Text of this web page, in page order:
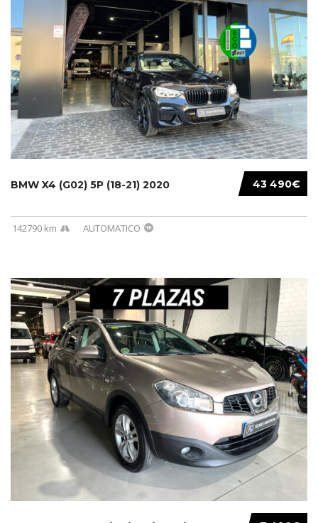
43 490€
BMW X4 (G02) 5P (18-21) 2020
142790 km AUTOMATICO